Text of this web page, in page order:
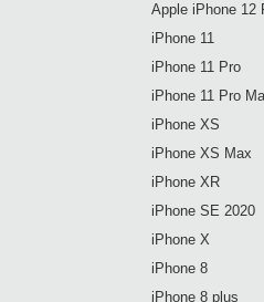
Apple iPhone 12
iPhone 11
iPhone 11 Pro
iPhone 11 Pro
iPhone XS
iPhone XS Max
iPhone XR
iPhone SE 2020
iPhone X
iPhone 8
iPhone 8 plus